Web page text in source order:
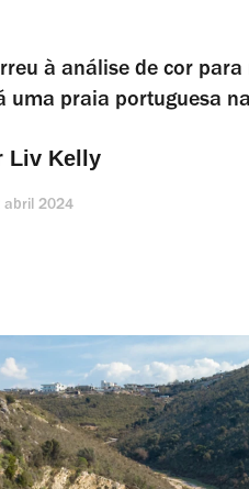
à análise de cor
uma praia portuguesa
Liv Kelly
abril 2024